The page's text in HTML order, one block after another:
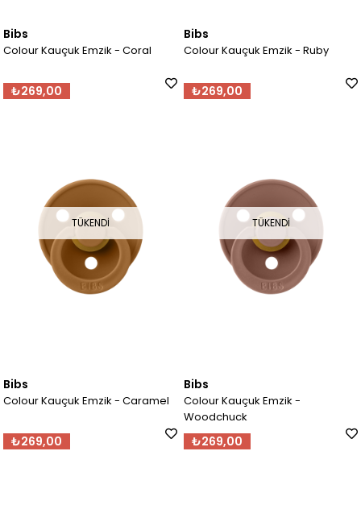
Bibs
Colour Kauçuk Emzik - Coral
₺269,00
Bibs
Colour Kauçuk Emzik - Ruby
₺269,00
TÜKENDI
Bibs
Colour Kauçuk Emzik - Caramel
₺269,00
TÜKENDI
Bibs
Colour Kauçuk Emzik -
Woodchuck
₺269,00